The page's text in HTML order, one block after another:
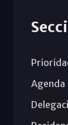
Agenda